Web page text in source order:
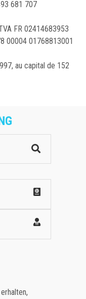
681 707
FR 02414683953
00004 01768813001
au capital de 152